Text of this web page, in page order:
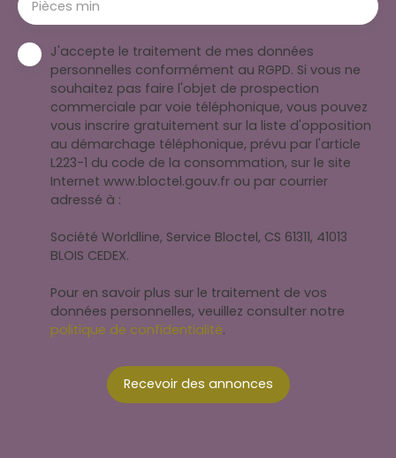
Pièces min
J'accepte le traitement de mes données
personnelles conformément au RGPD. Si vous ne
souhaitez pas faire l'objet de prospection
commerciale par voie téléphonique, vous pouvez
vous inscrire gratuitement sur la liste d'opposition
au démarchage téléphonique, prévu par l'article
L223-1 du code de la consommation, sur le site
Internet www.bloctel.gouv.fr ou par courrier
adressé à :
Société Worldline, Service Bloctel, CS 61311, 41013
BLOIS CEDEX.
Pour en savoir plus sur le traitement de vos
données personnelles, veuillez consulter notre
politique de confidentialité.
Recevoir des annonces